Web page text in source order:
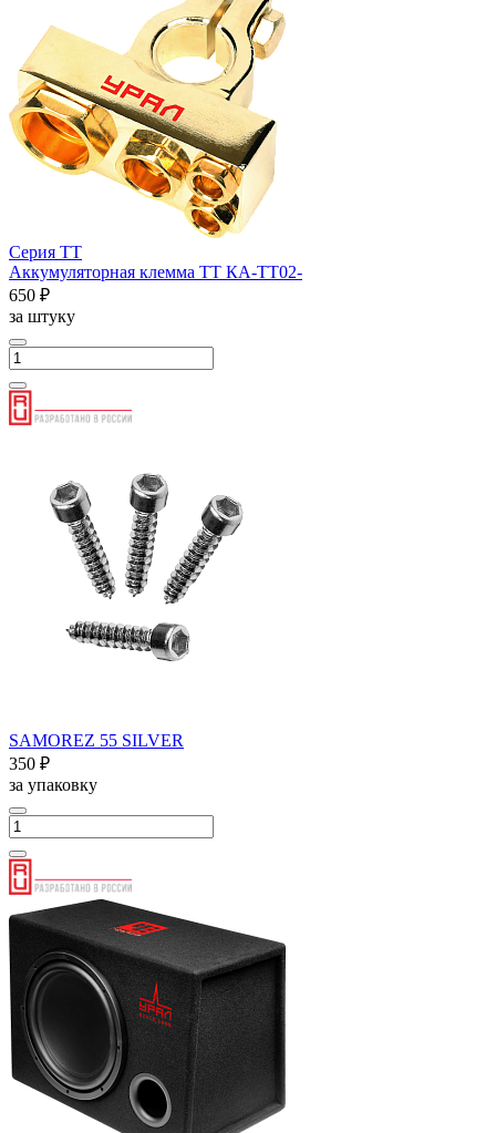
Серия ТТ
Аккумуляторная клемма ТТ КА-ТТ02-
650 ₽
за штуку
SAMOREZ 55 SILVER
350 ₽
за упаковку